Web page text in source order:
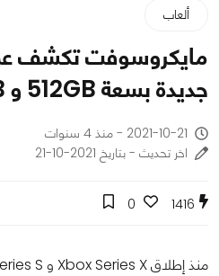
ألعاب
مايكروسوفت تكشف
جديدة بسعة 512GB و 2TB!
2021-10-21 - منذ 4 سنوات
اخر تحديث - بتاريخ 2021-10-21
1416
0